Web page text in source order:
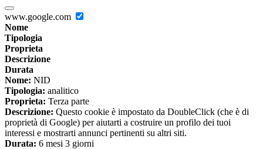
www.google.com
Nome
Tipologia
Proprieta
Descrizione
Durata
Nome: NID
Tipologia: analitico
Proprieta: Terza parte
Descrizione: Questo cookie è impostato da DoubleClick (che è di
proprietà di Google) per aiutarti a costruire un profilo dei tuoi
interessi e mostrarti annunci pertinenti su altri siti.
Durata: 6 mesi 3 giorni